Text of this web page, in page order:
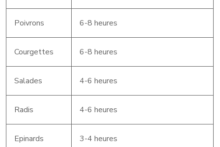
Poivrons 6-8 heures
Courgettes 6-8 heures
Salades 4-6 heures
Radis 4-6 heures
Epinards 3-4 heures